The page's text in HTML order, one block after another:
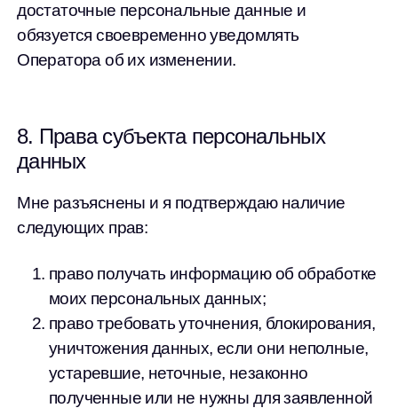
достаточные персональные данные и
обязуется своевременно уведомлять
Оператора об их изменении.
8. Права субъекта персональных
данных
Мне разъяснены и я подтверждаю наличие
следующих прав:
право получать информацию об обработке
моих персональных данных;
право требовать уточнения, блокирования,
уничтожения данных, если они неполные,
устаревшие, неточные, незаконно
полученные или не нужны для заявленной